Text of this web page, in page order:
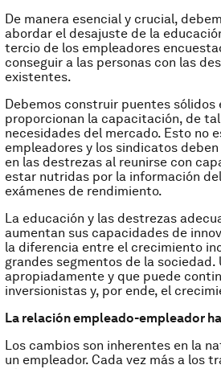
De manera esencial y crucial,
abordar el desajuste de la
tercio de los empleadores
conseguir a las personas con las
existentes.
Debemos construir puentes
proporcionan la capacitación, de
necesidades del mercado. Esto no
empleadores y los sindicatos
en las destrezas al reunirse con
estar nutridas por la información
exámenes de rendimiento.
La educación y las destrezas
aumentan sus capacidades de
la diferencia entre el crecimiento
grandes segmentos de la
apropiadamente y que puede
inversionistas y, por ende, el
La relación empleado-empleador
Los cambios son inherentes en la
un empleador. Cada vez más a los